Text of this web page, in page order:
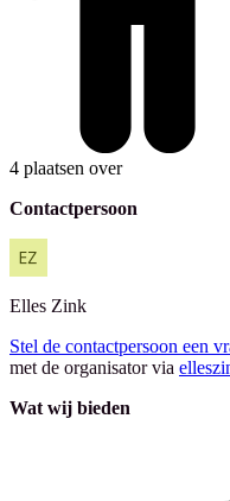
4 plaatsen over
Contactpersoon
Elles Zink
Stel de contactpersoon een
met de organisator via
Wat wij bieden